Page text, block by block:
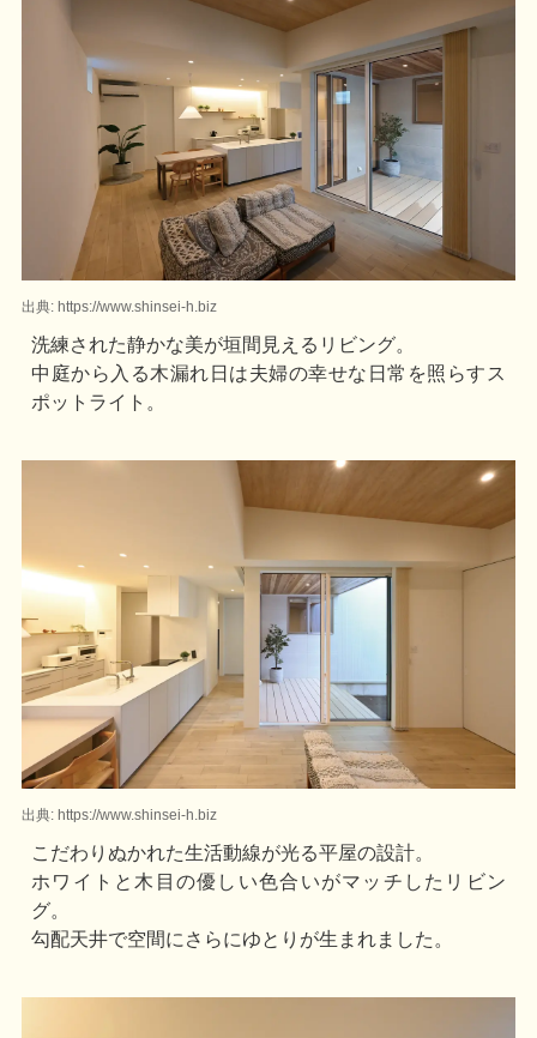
出典: https://www.shinsei-h.biz
洗練された静かな美が垣間見えるリビング。
中庭から入る木漏れ日は夫婦の幸せな日常を照らすス
ポットライト。
出典: https://www.shinsei-h.biz
こだわりぬかれた生活動線が光る平屋の設計。
ホワイトと木目の優しい色合いがマッチしたリビン
グ。
勾配天井で空間にさらにゆとりが生まれました。